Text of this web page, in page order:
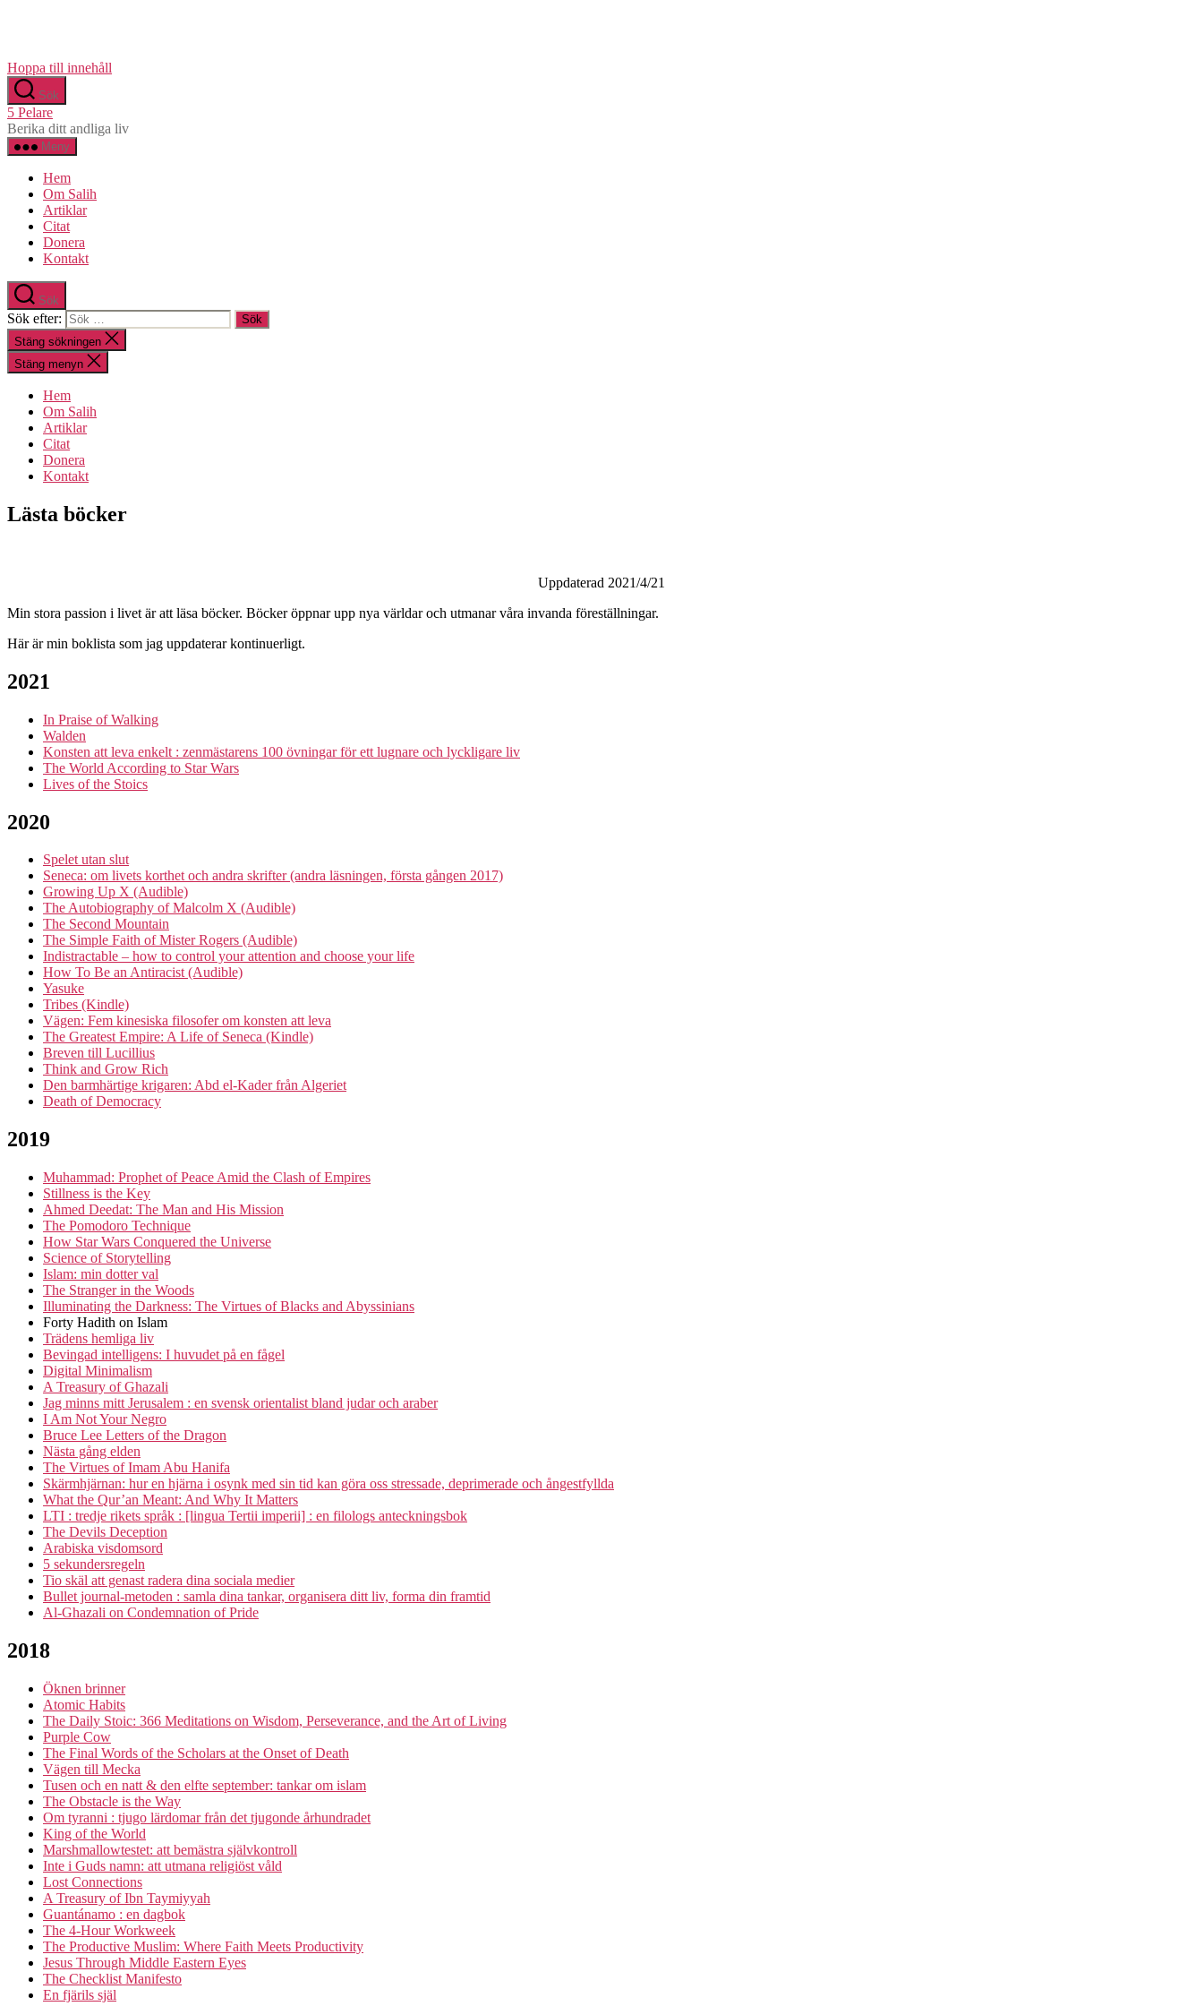
Hoppa till innehåll
Sök
5 Pelare
Berika ditt andliga liv
Meny
Hem
Om Salih
Artiklar
Citat
Donera
Kontakt
Sök
Sök efter:
Stäng sökningen
Stäng menyn
Hem
Om Salih
Artiklar
Citat
Donera
Kontakt
Lästa böcker
Uppdaterad 2021/4/21
Min stora passion i livet är att läsa böcker. Böcker öppnar upp nya världar och utmanar våra invanda föreställningar.
Här är min boklista som jag uppdaterar kontinuerligt.
2021
In Praise of Walking
Walden
Konsten att leva enkelt : zenmästarens 100 övningar för ett lugnare och lyckligare liv
The World According to Star Wars
Lives of the Stoics
2020
Spelet utan slut
Seneca: om livets korthet och andra skrifter (andra läsningen, första gången 2017)
Growing Up X (Audible)
The Autobiography of Malcolm X (Audible)
The Second Mountain
The Simple Faith of Mister Rogers (Audible)
Indistractable – how to control your attention and choose your life
How To Be an Antiracist (Audible)
Yasuke
Tribes (Kindle)
Vägen: Fem kinesiska filosofer om konsten att leva
The Greatest Empire: A Life of Seneca (Kindle)
Breven till Lucillius
Think and Grow Rich
Den barmhärtige krigaren: Abd el-Kader från Algeriet
Death of Democracy
2019
Muhammad: Prophet of Peace Amid the Clash of Empires
Stillness is the Key
Ahmed Deedat: The Man and His Mission
The Pomodoro Technique
How Star Wars Conquered the Universe
Science of Storytelling
Islam: min dotter val
The Stranger in the Woods
Illuminating the Darkness: The Virtues of Blacks and Abyssinians
Forty Hadith on Islam
Trädens hemliga liv
Bevingad intelligens: I huvudet på en fågel
Digital Minimalism
A Treasury of Ghazali
Jag minns mitt Jerusalem : en svensk orientalist bland judar och araber
I Am Not Your Negro
Bruce Lee Letters of the Dragon
Nästa gång elden
The Virtues of Imam Abu Hanifa
Skärmhjärnan: hur en hjärna i osynk med sin tid kan göra oss stressade, deprimerade och ångestfyllda
What the Qur’an Meant: And Why It Matters
LTI : tredje rikets språk : [lingua Tertii imperii] : en filologs anteckningsbok
The Devils Deception
Arabiska visdomsord
5 sekundersregeln
Tio skäl att genast radera dina sociala medier
Bullet journal-metoden : samla dina tankar, organisera ditt liv, forma din framtid
Al-Ghazali on Condemnation of Pride
2018
Öknen brinner
Atomic Habits
The Daily Stoic: 366 Meditations on Wisdom, Perseverance, and the Art of Living
Purple Cow
The Final Words of the Scholars at the Onset of Death
Vägen till Mecka
Tusen och en natt & den elfte september: tankar om islam
The Obstacle is the Way
Om tyranni : tjugo lärdomar från det tjugonde århundradet
King of the World
Marshmallowtestet: att bemästra självkontroll
Inte i Guds namn: att utmana religiöst våld
Lost Connections
A Treasury of Ibn Taymiyyah
Guantánamo : en dagbok
The 4-Hour Workweek
The Productive Muslim: Where Faith Meets Productivity
Jesus Through Middle Eastern Eyes
The Checklist Manifesto
En fjärils själ